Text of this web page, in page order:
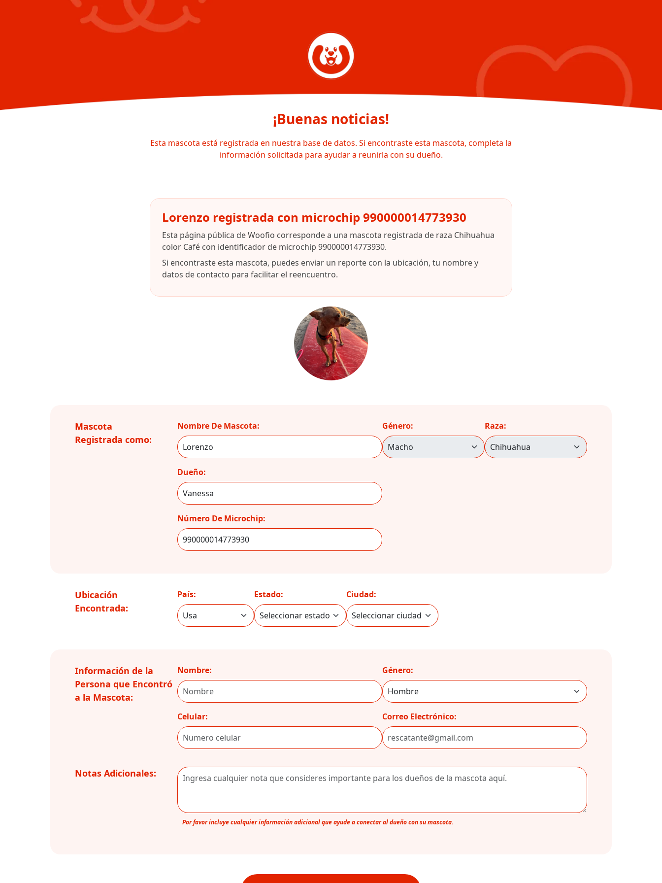
¡Buenas noticias!
Esta mascota está registrada en nuestra base de datos. Si encontraste esta mascota, completa la
información solicitada para ayudar a reunirla con su dueño.
Lorenzo registrada con microchip 990000014773930
Esta página pública de Woofio corresponde a una mascota registrada de raza Chihuahua
color Café con identificador de microchip 990000014773930.
Si encontraste esta mascota, puedes enviar un reporte con la ubicación, tu nombre y
datos de contacto para facilitar el reencuentro.
Mascota
Registrada como:
Nombre De Mascota:
Dueño:
Número De Microchip:
Género: Raza:
Ubicación
Encontrada:
País: Estado: Ciudad:
Información de la
Persona que Encontró
a la Mascota:
Nombre:
Celular:
Género:
Correo Electrónico:
Notas Adicionales:
Por favor incluye cualquier información adicional que ayude a conectar al dueño con su mascota.